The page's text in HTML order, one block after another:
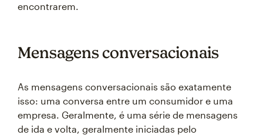
encontrarem.
Mensagens conversacionais
As mensagens conversacionais são exatamente
isso: uma conversa entre um consumidor e uma
empresa. Geralmente, é uma série de mensagens
de ida e volta, geralmente iniciadas pelo